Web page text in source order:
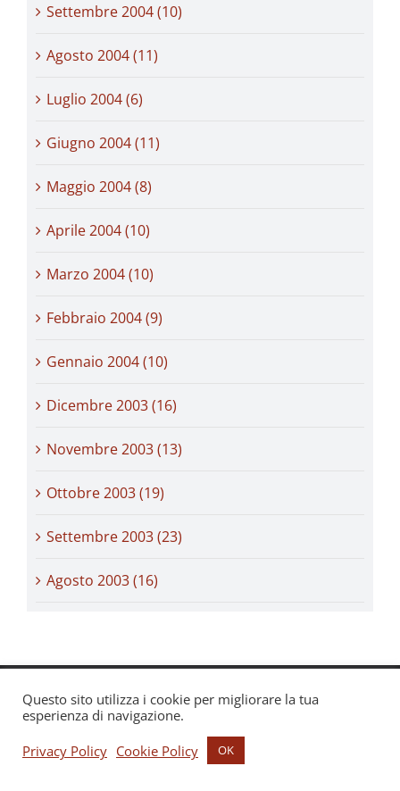
Settembre 2004 (10)
Agosto 2004 (11)
Luglio 2004 (6)
Giugno 2004 (11)
Maggio 2004 (8)
Aprile 2004 (10)
Marzo 2004 (10)
Febbraio 2004 (9)
Gennaio 2004 (10)
Dicembre 2003 (16)
Novembre 2003 (13)
Ottobre 2003 (19)
Settembre 2003 (23)
Agosto 2003 (16)
Questo sito utilizza i cookie per migliorare la tua
esperienza di navigazione.
Privacy Policy Cookie Policy OK